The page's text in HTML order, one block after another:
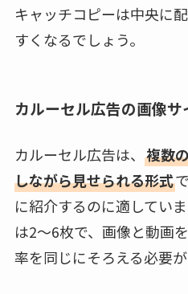
キャッチコピーは中央に
すくなるでしょう。
カルーセル広告の画像サ
カルーセル広告は、 複数
しながら見せられる形式
に紹介するのに適してい
は2〜6枚で、画像と動画
率を同じにそろえる必要が